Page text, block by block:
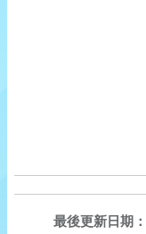
最後更新日期：